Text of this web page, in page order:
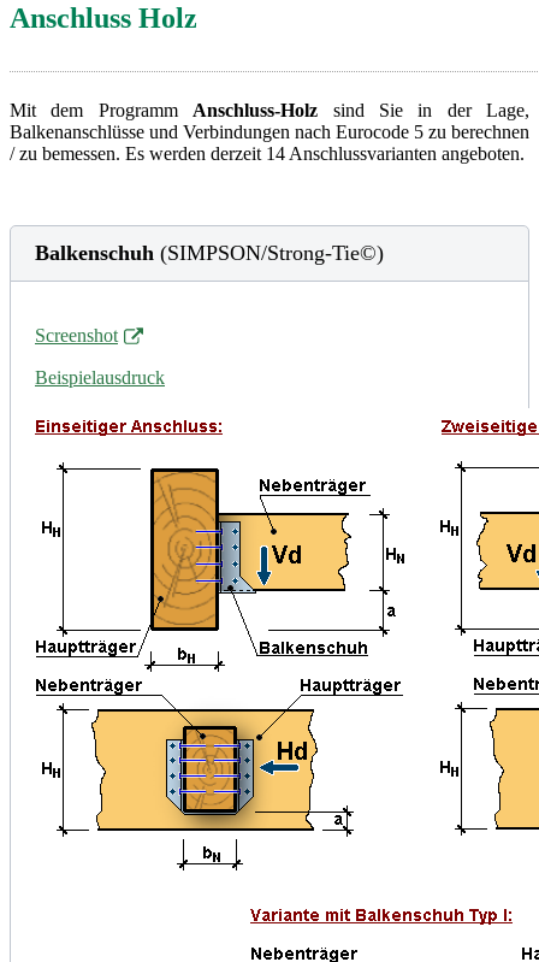
Anschluss Holz
Mit dem Programm Anschluss-Holz sind Sie in der Lage,
Balkenanschlüsse und Verbindungen nach Eurocode 5 zu berechnen
/ zu bemessen. Es werden derzeit 14 Anschlussvarianten angeboten.
Balkenschuh (SIMPSON/Strong-Tie©)
Screenshot
Beispielausdruck